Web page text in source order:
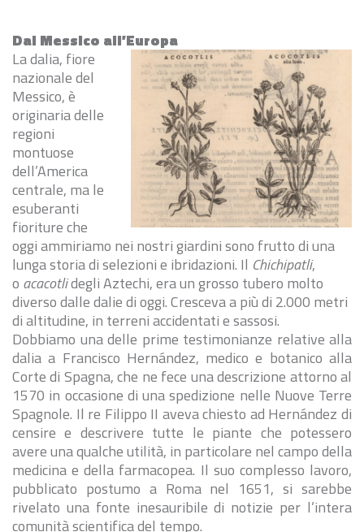
Dal Messico all’Europa
La dalia, fiore
nazionale del
Messico, è
originaria delle
regioni
montuose
dell’America
centrale, ma le
esuberanti
fioriture che
oggi ammiriamo nei nostri giardini sono frutto di una
lunga storia di selezioni e ibridazioni. Il Chichipatli,
o acacotlidegli Aztechi, era un grosso tubero molto
diverso dalle dalie di oggi. Cresceva a più di 2.000 metri
di altitudine, in terreni accidentati e sassosi.
Dobbiamo una delle prime testimonianze relative alla
dalia a Francisco Hernández, medico e botanico alla
Corte di Spagna, che ne fece una descrizione attorno al
1570 in occasione di una spedizione nelle Nuove Terre
Spagnole. Il re Filippo II aveva chiesto ad Hernández di
censire e descrivere tutte le piante che potessero
avere una qualche utilità, in particolare nel campo della
medicina e della farmacopea. Il suo complesso lavoro,
pubblicato postumo a Roma nel 1651, si sarebbe
rivelato una fonte inesauribile di notizie per l’intera
comunità scientifica del tempo.